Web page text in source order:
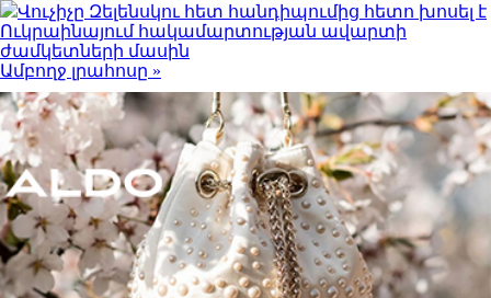
Վուչիչը Զելենսկու հետ հանդիպումից հետո խոսել է
Ուկրաինայում հակամարտության ավարտի
ժամկետների մասին
Ամբողջ լրահոսը »